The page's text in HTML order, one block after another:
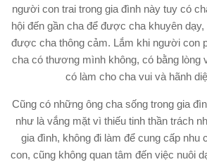
người con trai trong gia đình này tuy có
hội đến gần cha để được cha khuyên
được cha thông cảm. Lắm khi người con
cha có thương mình không, có bằng lòng
có làm cho cha vui và hãnh
Cũng có những ông cha sống trong gia
như là vắng mặt vì thiếu tinh thần trách
gia đình, không đi làm để cung cấp nhu
con, cũng không quan tâm đến việc nuôi